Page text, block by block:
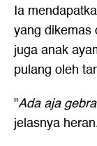
Ia
yang dikemas
juga anak
pulang oleh
"Ada aja
jelasnya